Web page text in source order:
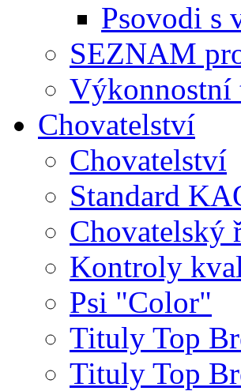
Psovodi s
SEZNAM
Výkonnostní
Chovatelství
Chovatelství
Standard
Chovatelský
Kontroly
Psi "Color"
Tituly Top
Tituly Top